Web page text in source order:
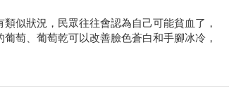
似狀況，民眾往往會認為自己可能貧血了，
萄、葡萄乾可以改善臉色蒼白和手腳冰冷，